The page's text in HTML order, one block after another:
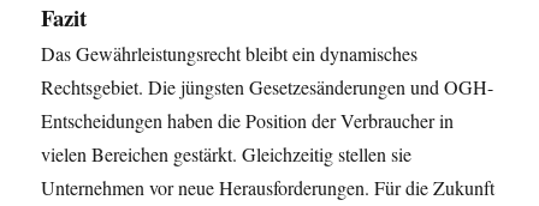
Fazit
Das Gewährleistungsrecht bleibt ein dynamisches
Rechtsgebiet. Die jüngsten Gesetzesänderungen und OGH-
Entscheidungen haben die Position der Verbraucher in
vielen Bereichen gestärkt. Gleichzeitig stellen sie
Unternehmen vor neue Herausforderungen. Für die Zukunft